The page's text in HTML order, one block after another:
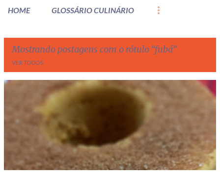
HOME GLOSSÁRIO CULINÁRIO
Mostrando postagens com o rótulo fubá
VER TODOS
g